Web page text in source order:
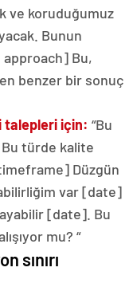
ve koruduğumuz
Bunun
Bu,
benzer bir sonuç
talepleri için: “Bu
türde kalite
Düzgün
var [date]
[date]. Bu
mu? “
sınırı